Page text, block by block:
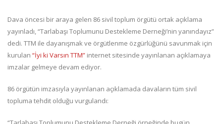
Dava öncesi bir araya gelen 86 sivil toplum örgütü ortak açıklama
yayınladı, “Tarlabaşı Toplumunu Destekleme Derneği’nin yanındayız”
dedi. TTM ile dayanışmak ve örgütlenme özgürlüğünü savunmak için
kurulan “İyi ki Varsın TTM” internet sitesinde yayınlanan açıklamaya
imzalar gelmeye devam ediyor.
86 örgütün imzasıyla yayınlanan açıklamada davaların tüm sivil
topluma tehdit olduğu vurgulandı: